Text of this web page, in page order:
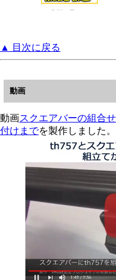
▲ 目次に戻る
動画
動画スクエアバーの組合
付けまでを製作しました。